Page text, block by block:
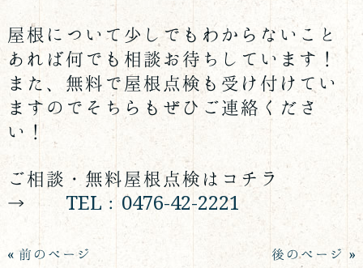
屋根について少しでもわからないこと
あれば何でも相談お待ちしています！
また、無料で屋根点検も受け付けてい
ますのでそちらもぜひご連絡くださ
い！
ご相談・無料屋根点検はコチラ
→ TEL：0476-42-2221
« 前のページ 後のページ »